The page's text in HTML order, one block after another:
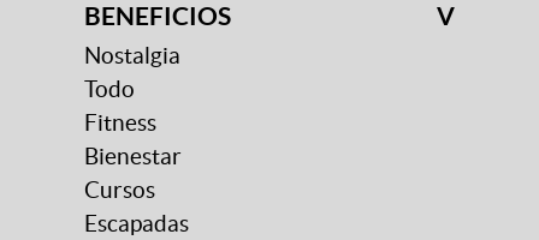
BENEFICIOS V
Nostalgia
Todo
Fitness
Bienestar
Cursos
Escapadas